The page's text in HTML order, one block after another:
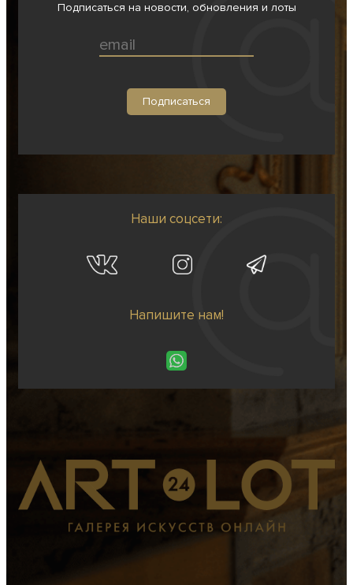
Подписаться на новости, обновления и лоты
Наши соцсети:
Напишите нам!